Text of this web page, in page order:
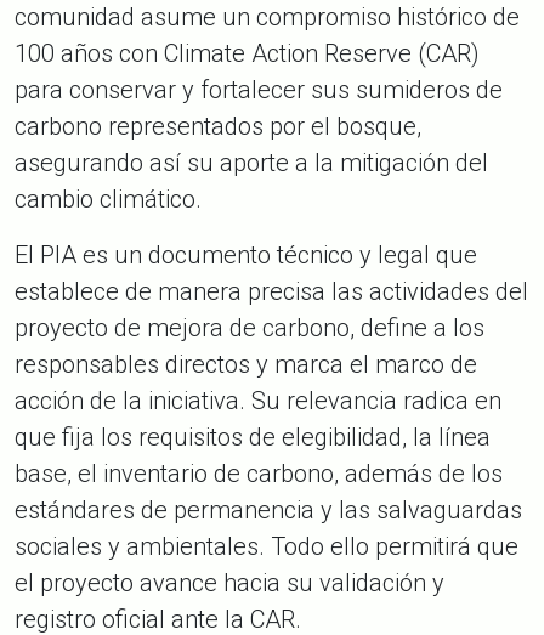
comunidad asume un compromiso histórico de
100 años con Climate Action Reserve (CAR)
para conservar y fortalecer sus sumideros de
carbono representados por el bosque,
asegurando así su aporte a la mitigación del
cambio climático.
El PIA es un documento técnico y legal que
establece de manera precisa las actividades del
proyecto de mejora de carbono, define a los
responsables directos y marca el marco de
acción de la iniciativa. Su relevancia radica en
que fija los requisitos de elegibilidad, la línea
base, el inventario de carbono, además de los
estándares de permanencia y las salvaguardas
sociales y ambientales. Todo ello permitirá que
el proyecto avance hacia su validación y
registro oficial ante la CAR.